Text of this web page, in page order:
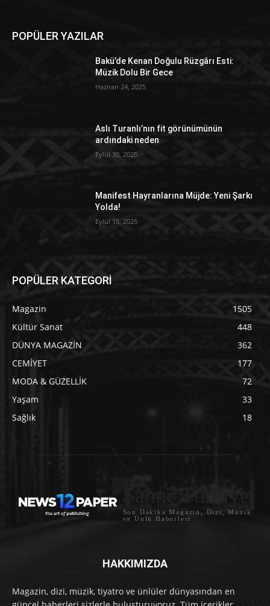
POPÜLER YAZILAR
Bakü’de Kenan Doğulu Rüzgârı Esti:
Müzik Dolu Bir Gece
Haziran 24, 2025
Aslı Turanlı’nın fit görünümünün
ardındaki neden
Eylül 30, 2025
Manifest Hayranlarına Müjde: Yeni Şarkı
Yolda!
Eylül 15, 2025
POPÜLER KATEGORİ
Magazin
1505
Kültür Sanat
448
DÜNYA MAGAZİN
362
CEMİYET
177
MODA & GÜZELLİK
72
Yaşam
33
Sağlık
18
Sahne Türkiye
Son Dakika Magazin, Dizi, Müzik
ve Ünlü Haberleri
HAKKIMIZDA
Magazin, dizi, müzik, tiyatro ve ünlüler dünyasından en